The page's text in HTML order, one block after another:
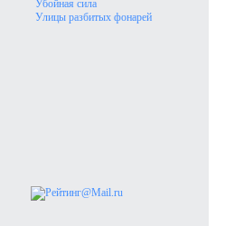
Убойная сила
Улицы разбитых фонарей